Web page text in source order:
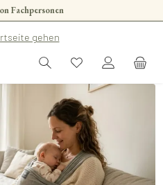
Fachpersonen